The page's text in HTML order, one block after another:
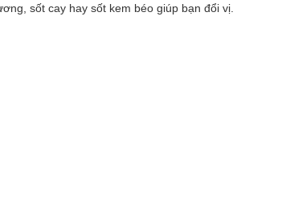
sốt cay hay sốt kem béo giúp bạn đổi vị.